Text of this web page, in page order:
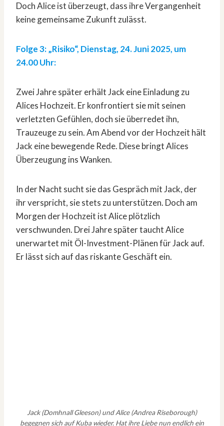
Doch Alice ist überzeugt, dass ihre Vergangenheit
keine gemeinsame Zukunft zulässt.
Folge 3: „Risiko“, Dienstag, 24. Juni 2025, um
24.00 Uhr:
Zwei Jahre später erhält Jack eine Einladung zu
Alices Hochzeit. Er konfrontiert sie mit seinen
verletzten Gefühlen, doch sie überredet ihn,
Trauzeuge zu sein. Am Abend vor der Hochzeit hält
Jack eine bewegende Rede. Diese bringt Alices
Überzeugung ins Wanken.
In der Nacht sucht sie das Gespräch mit Jack, der
ihr verspricht, sie stets zu unterstützen. Doch am
Morgen der Hochzeit ist Alice plötzlich
verschwunden. Drei Jahre später taucht Alice
unerwartet mit Öl-Investment-Plänen für Jack auf.
Er lässt sich auf das riskante Geschäft ein.
Jack (Domhnall Gleeson) und Alice (Andrea Riseborough)
begegnen sich auf Kuba wieder. Hat ihre Liebe nun endlich ein